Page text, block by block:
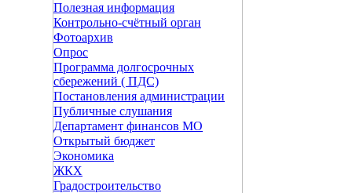
Полезная информация
Контрольно-счётный орган
Фотоархив
Опрос
Программа долгосрочных
сбережений ( ПДС)
Постановления администрации
Публичные слушания
Департамент финансов МО
Открытый бюджет
Экономика
ЖКХ
Градостроительство